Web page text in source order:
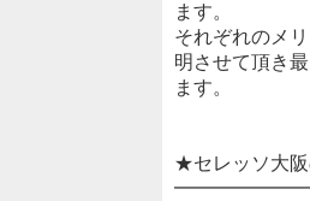
ます。
それぞれのメ
明させて頂き
ます。
★セレッソ大